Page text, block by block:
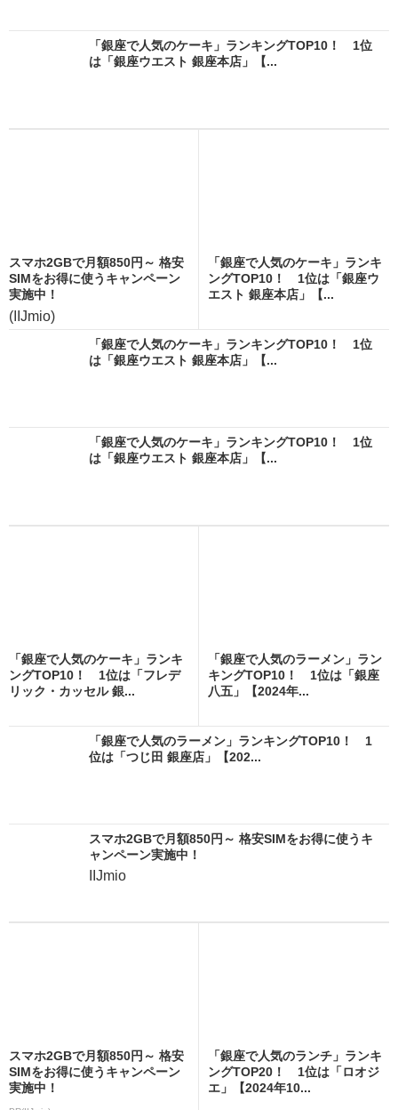
「銀座で人気のケーキ」ランキングTOP10！ 1位
は「銀座ウエスト 銀座本店」【...
スマホ2GBで月額850円～ 格安
SIMをお得に使うキャンペーン
実施中！
(IIJmio)
「銀座で人気のケーキ」ランキ
ングTOP10！ 1位は「銀座ウ
エスト 銀座本店」【...
「銀座で人気のケーキ」ランキングTOP10！ 1位
は「銀座ウエスト 銀座本店」【...
「銀座で人気のケーキ」ランキングTOP10！ 1位
は「銀座ウエスト 銀座本店」【...
「銀座で人気のケーキ」ランキ
ングTOP10！ 1位は「フレデ
リック・カッセル 銀...
「銀座で人気のラーメン」ラン
キングTOP10！ 1位は「銀座
八五」【2024年...
「銀座で人気のラーメン」ランキングTOP10！ 1
位は「つじ田 銀座店」【202...
スマホ2GBで月額850円～ 格安SIMをお得に使うキ
ャンペーン実施中！
IIJmio
スマホ2GBで月額850円～ 格安
SIMをお得に使うキャンペーン
実施中！
「銀座で人気のランチ」ランキ
ングTOP20！ 1位は「ロオジ
エ」【2024年10...